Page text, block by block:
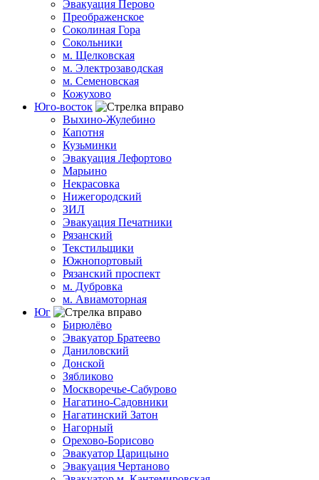
Эвакуация Перово
Преображенское
Соколиная Гора
Сокольники
м. Щелковская
м. Электрозаводская
м. Семеновская
Кожухово
Юго-восток
Выхино-Жулебино
Капотня
Кузьминки
Эвакуация Лефортово
Марьино
Некрасовка
Нижегородский
ЗИЛ
Эвакуация Печатники
Рязанский
Текстильщики
Южнопортовый
Рязанский проспект
м. Дубровка
м. Авиамоторная
Юг
Бирюлёво
Эвакуатор Братеево
Даниловский
Донской
Зябликово
Москворечье-Сабурово
Нагатино-Садовники
Нагатинский Затон
Нагорный
Орехово-Борисово
Эвакуатор Царицыно
Эвакуация Чертаново